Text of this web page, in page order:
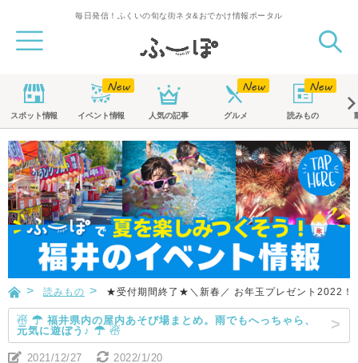
毎日発信！ふくいの旬な街ネタ&おでかけ情報ポータル
スポット情報 イベント情報 人気の記事 グルメ 読みもの
読みもの ★受付期間終了★＼新春／ お年玉プレゼント2022！
☃ ☂ 福井県内の屋内あそび場まとめ。雨でもへっちゃら、
元気に遊ぼう♪ ☂ ☃
2021/12/27 2022/1/20